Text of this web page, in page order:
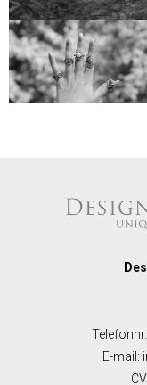
Telefonnr.
E-mail :